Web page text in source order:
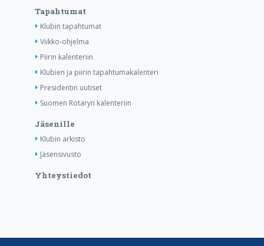
Tapahtumat
Klubin tapahtumat
Viikko-ohjelma
Piirin kalenteriin
Klubien ja piirin tapahtumakalenteri
Presidentin uutiset
Suomen Rotaryn kalenteriin
Jäsenille
Klubin arkisto
Jäsensivusto
Yhteystiedot